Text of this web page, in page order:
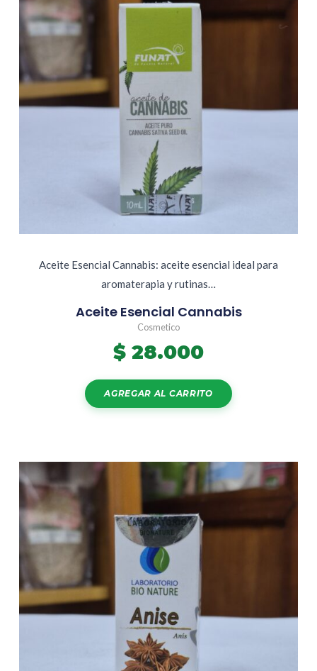
Aceite Esencial Cannabis: aceite esencial ideal para
aromaterapia y rutinas…
Aceite Esencial Cannabis
Cosmetico
$ 28.000
AGREGAR AL CARRITO